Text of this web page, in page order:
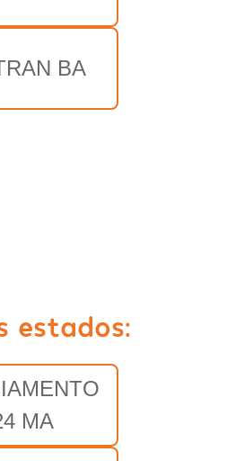
BA
estados:
MA